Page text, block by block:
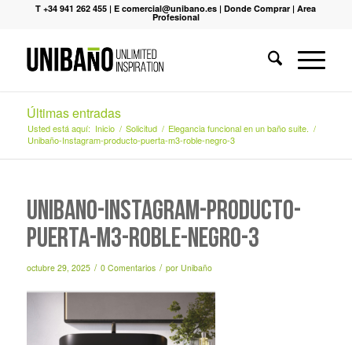
T +34 941 262 455 |E comercial@unibano.es |Donde Comprar |Area
Profesional
Últimas entradas
Usted está aquí: Inicio / Solicitud / Elegancia funcional en un baño suite. /
Unibaño-Instagram-producto-puerta-m3-roble-negro-3
Unibaño-Instagram-producto-
puerta-m3-roble-negro-3
octubre 29, 2025 / 0 Comentarios / por Unibaño